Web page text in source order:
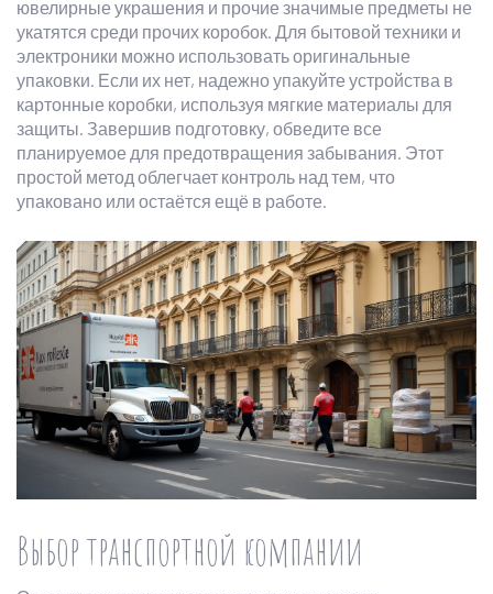
ювелирные украшения и прочие значимые предметы не
укатятся среди прочих коробок. Для бытовой техники и
электроники можно использовать оригинальные
упаковки. Если их нет, надежно упакуйте устройства в
картонные коробки, используя мягкие материалы для
защиты. Завершив подготовку, обведите все
планируемое для предотвращения забывания. Этот
простой метод облегчает контроль над тем, что
упаковано или остаётся ещё в работе.
Выбор транспортной компании